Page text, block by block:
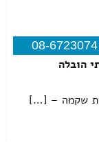
08-6723074
הובלה
שקמה – […]